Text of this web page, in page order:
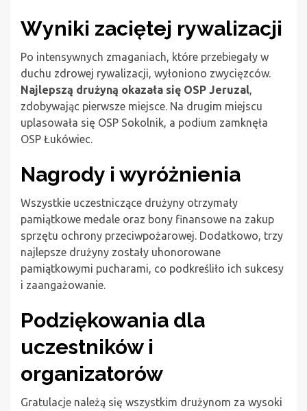
Wyniki zaciętej rywalizacji
Po intensywnych zmaganiach, które przebiegały w
duchu zdrowej rywalizacji, wyłoniono zwycięzców.
Najlepszą drużyną okazała się OSP Jeruzal,
zdobywając pierwsze miejsce. Na drugim miejscu
uplasowała się OSP Sokolnik, a podium zamknęła
OSP Łukówiec.
Nagrody i wyróżnienia
Wszystkie uczestniczące drużyny otrzymały
pamiątkowe medale oraz bony finansowe na zakup
sprzętu ochrony przeciwpożarowej. Dodatkowo, trzy
najlepsze drużyny zostały uhonorowane
pamiątkowymi pucharami, co podkreśliło ich sukcesy
i zaangażowanie.
Podziękowania dla
uczestników i
organizatorów
Gratulacje należą się wszystkim drużynom za wysoki